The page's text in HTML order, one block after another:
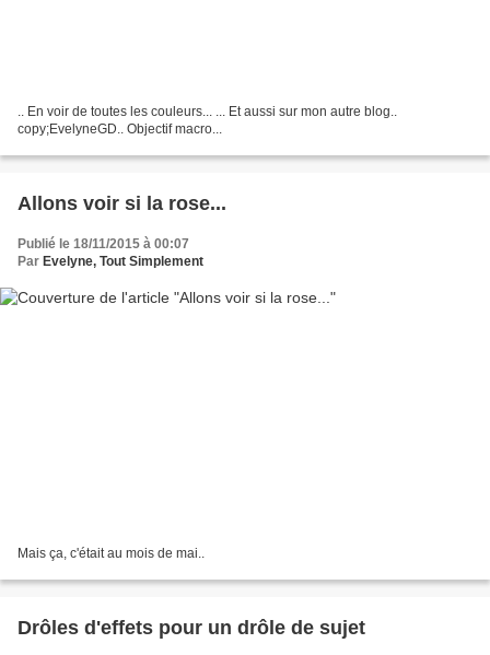
.. En voir de toutes les couleurs... ... Et aussi sur mon autre blog..
copy;EvelyneGD.. Objectif macro...
Allons voir si la rose...
Publié le 18/11/2015 à 00:07
Par Evelyne, Tout Simplement
Mais ça, c'était au mois de mai..
Drôles d'effets pour un drôle de sujet